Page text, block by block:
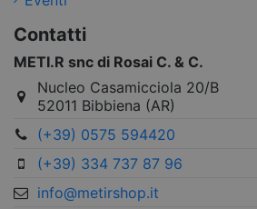
Contatti
METI.R snc di Rosai C. & C.
Nucleo Casamicciola 20/B
52011 Bibbiena (AR)
(+39) 0575 594420
(+39) 334 737 87 96
info@metirshop.it